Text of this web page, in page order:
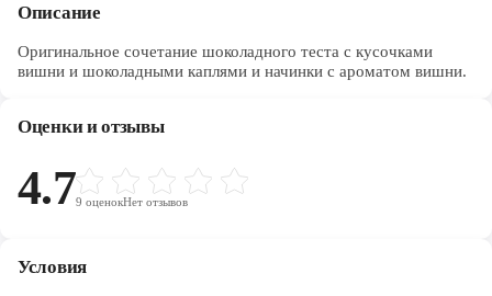
Описание
Оригинальное сочетание шоколадного теста с кусочками
вишни и шоколадными каплями и начинки с ароматом вишни.
Оценки и отзывы
4.79 оценокНет отзывов
Условия